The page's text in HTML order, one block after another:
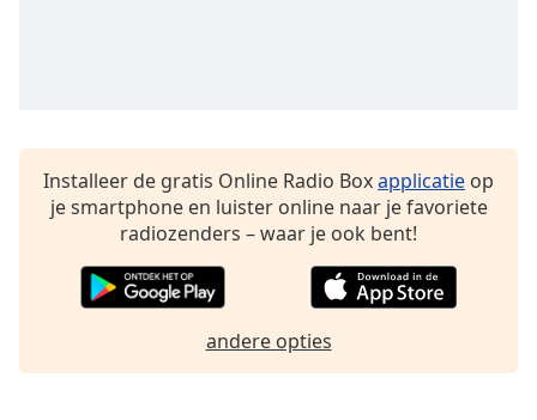
Modal
Installeer de gratis Online Radio Boxapplicatie op
je smartphone en luister online naar je favoriete
radiozenders – waar je ook bent!
andere opties